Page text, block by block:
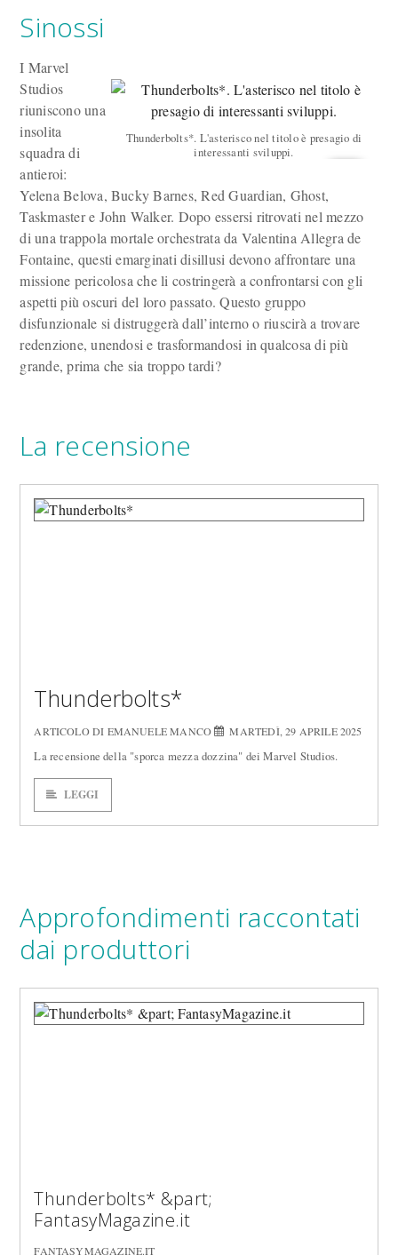
Sinossi
Thunderbolts*. L'asterisco nel titolo è presagio di
interessanti sviluppi.
I Marvel
Studios
riuniscono una
insolita
squadra di
antieroi:
Yelena Belova, Bucky Barnes, Red Guardian, Ghost,
Taskmaster e John Walker. Dopo essersi ritrovati nel mezzo
di una trappola mortale orchestrata da Valentina Allegra de
Fontaine, questi emarginati disillusi devono affrontare una
missione pericolosa che li costringerà a confrontarsi con gli
aspetti più oscuri del loro passato. Questo gruppo
disfunzionale si distruggerà dall’interno o riuscirà a trovare
redenzione, unendosi e trasformandosi in qualcosa di più
grande, prima che sia troppo tardi?
La recensione
Thunderbolts*
ARTICOLO DI EMANUELE MANCO MARTEDÌ, 29 APRILE 2025
La recensione della "sporca mezza dozzina" dei Marvel Studios.
LEGGI
Approfondimenti raccontati
dai produttori
Thunderbolts* &part;
FantasyMagazine.it
FANTASYMAGAZINE.IT